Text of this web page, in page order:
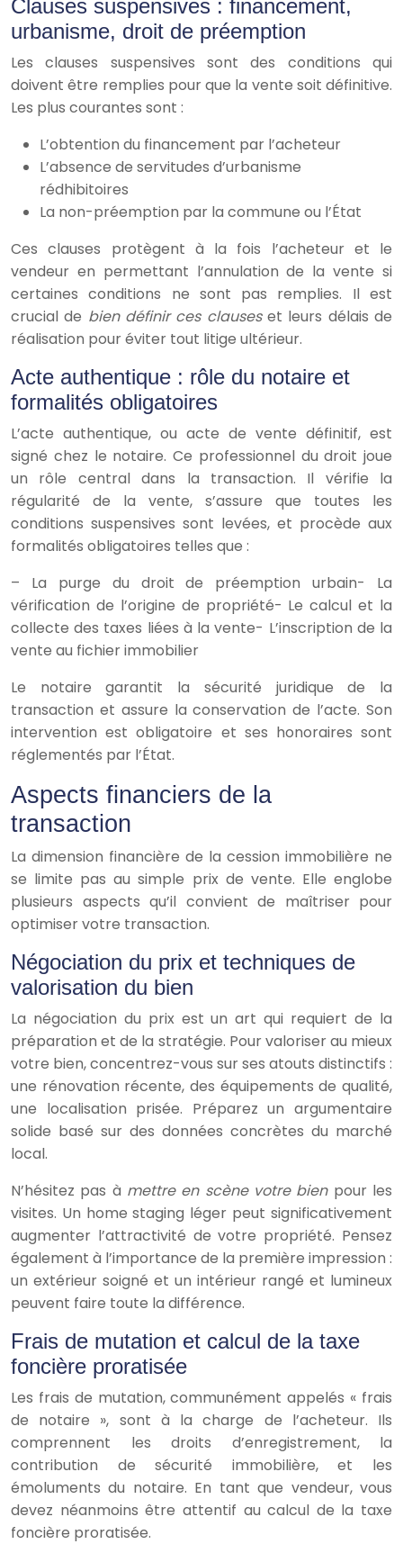
Clauses suspensives : financement,
urbanisme, droit de préemption
Les clauses suspensives sont des conditions qui
doivent être remplies pour que la vente soit définitive.
Les plus courantes sont :
L’obtention du financement par l’acheteur
L’absence de servitudes d’urbanisme
rédhibitoires
La non-préemption par la commune ou l’État
Ces clauses protègent à la fois l’acheteur et le
vendeur en permettant l’annulation de la vente si
certaines conditions ne sont pas remplies. Il est
crucial de bien définir ces clauseset leurs délais de
réalisation pour éviter tout litige ultérieur.
Acte authentique : rôle du notaire et
formalités obligatoires
L’acte authentique, ou acte de vente définitif, est
signé chez le notaire. Ce professionnel du droit joue
un rôle central dans la transaction. Il vérifie la
régularité de la vente, s’assure que toutes les
conditions suspensives sont levées, et procède aux
formalités obligatoires telles que :
– La purge du droit de préemption urbain- La
vérification de l’origine de propriété- Le calcul et la
collecte des taxes liées à la vente- L’inscription de la
vente au fichier immobilier
Le notaire garantit la sécurité juridique de la
transaction et assure la conservation de l’acte. Son
intervention est obligatoire et ses honoraires sont
réglementés par l’État.
Aspects financiers de la
transaction
La dimension financière de la cession immobilière ne
se limite pas au simple prix de vente. Elle englobe
plusieurs aspects qu’il convient de maîtriser pour
optimiser votre transaction.
Négociation du prix et techniques de
valorisation du bien
La négociation du prix est un art qui requiert de la
préparation et de la stratégie. Pour valoriser au mieux
votre bien, concentrez-vous sur ses atouts distinctifs :
une rénovation récente, des équipements de qualité,
une localisation prisée. Préparez un argumentaire
solide basé sur des données concrètes du marché
local.
N’hésitez pas à mettre en scène votre bien pour les
visites. Un home staging léger peut significativement
augmenter l’attractivité de votre propriété. Pensez
également à l’importance de la première impression :
un extérieur soigné et un intérieur rangé et lumineux
peuvent faire toute la différence.
Frais de mutation et calcul de la taxe
foncière proratisée
Les frais de mutation, communément appelés « frais
de notaire », sont à la charge de l’acheteur. Ils
comprennent les droits d’enregistrement, la
contribution de sécurité immobilière, et les
émoluments du notaire. En tant que vendeur, vous
devez néanmoins être attentif au calcul de la taxe
foncière proratisée.